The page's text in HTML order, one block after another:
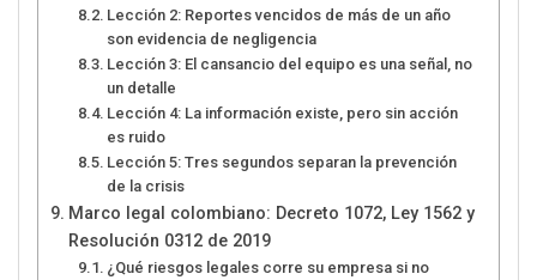
Lección 2: Reportes vencidos de más de un año
son evidencia de negligencia
Lección 3: El cansancio del equipo es una señal, no
un detalle
Lección 4: La información existe, pero sin acción
es ruido
Lección 5: Tres segundos separan la prevención
de la crisis
Marco legal colombiano: Decreto 1072, Ley 1562 y
Resolución 0312 de 2019
¿Qué riesgos legales corre su empresa si no